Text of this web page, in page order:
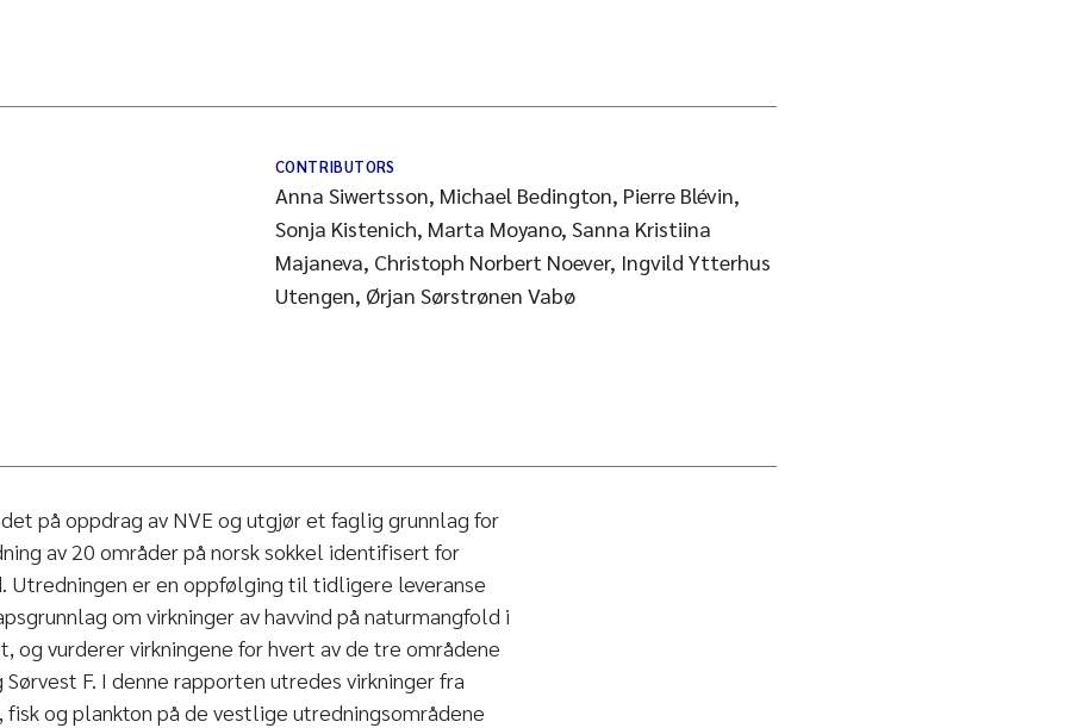
CONTRIBUTORS
Anna Siwertsson, Michael Bedington, Pierre Blévin,
Sonja Kistenich, Marta Moyano, Sanna Kristiina
Majaneva, Christoph Norbert Noever, Ingvild Ytterhus
Utengen, Ørjan Sørstrønen Vabø
på oppdrag av NVE og utgjør et faglig grunnlag for
av 20 områder på norsk sokkel identifisert for
Utredningen er en oppfølging til tidligere leveranse
om virkninger av havvind på naturmangfold i
og vurderer virkningene for hvert av de tre områdene
Sørvest F. I denne rapporten utredes virkninger fra
fisk og plankton på de vestlige utredningsområdene